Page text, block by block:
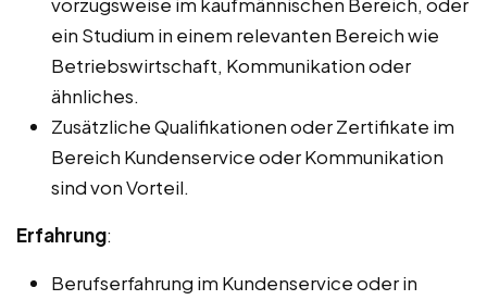
ein Studium in einem relevanten Bereich wie
Betriebswirtschaft, Kommunikation oder
ähnliches.
Zusätzliche Qualifikationen oder Zertifikate im
Bereich Kundenservice oder Kommunikation
sind von Vorteil.
Erfahrung:
Berufserfahrung im Kundenservice oder in